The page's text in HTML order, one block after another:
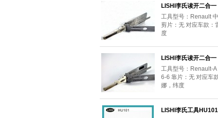
LISHI李氏读开二合
工具型号：Renault
剪片：无 对应车款：
度
LISHI李氏读开二合
工具型号：Renault-
6-6 靠片：无 对应车
娜，纬度
LISHI李氏工具